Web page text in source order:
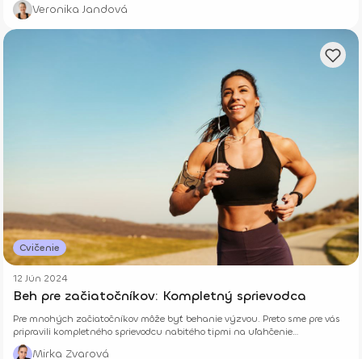
Veronika Jandová
Cvičenie
12 Jún 2024
Beh pre začiatočníkov: Kompletný sprievodca
Pre mnohých začiatočníkov môže byť behanie výzvou. Preto sme pre vás
pripravili kompletného sprievodcu nabitého tipmi na uľahčenie
náročnejších začiatkov.
Mirka Zvarová